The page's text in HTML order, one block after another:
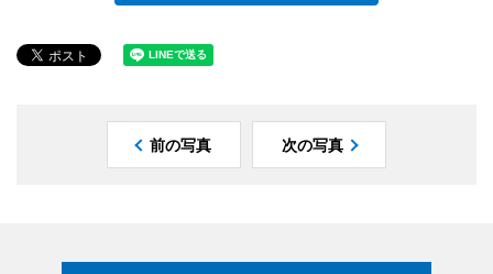
前の写真 次の写真